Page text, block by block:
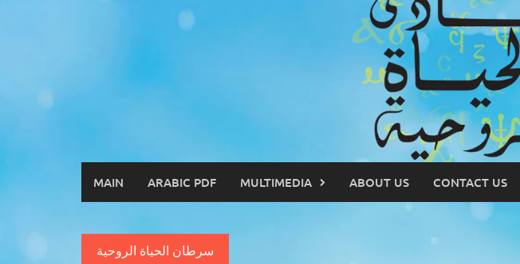
MAIN ARABIC PDF MULTIMEDIA ABOUT US CONTACT US
سرطان الحياة الروحية